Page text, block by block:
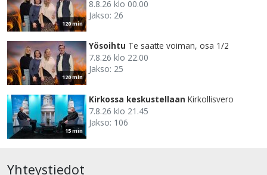
120 min
8.8.26 klo 00.00
Jakso: 26
120 min
Yösoihtu Te saatte voiman, osa 1/2
7.8.26 klo 22.00
Jakso: 25
15 min
Kirkossa keskustellaan Kirkollisvero
7.8.26 klo 21.45
Jakso: 106
Yhteystiedot